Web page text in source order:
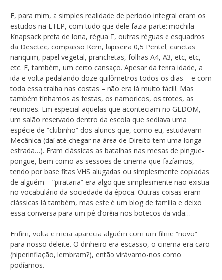
E, para mim, a simples realidade de período integral eram os
estudos na ETEP, com tudo que dele fazia parte: mochila
Knapsack preta de lona, régua T, outras réguas e esquadros
da Desetec, compasso Kern, lapiseira 0,5 Pentel, canetas
nanquim, papel vegetal, pranchetas, folhas A4, A3, etc, etc,
etc. E, também, um certo cansaço. Apesar da tenra idade, a
ida e volta pedalando doze quilômetros todos os dias – e com
toda essa tralha nas costas – não era lá muito fácil!. Mas
também tínhamos as festas, os namoricos, os trotes, as
reuniões. Em especial aquelas que aconteciam no GEDOM,
um salão reservado dentro da escola que sediava uma
espécie de “clubinho” dos alunos que, como eu, estudavam
Mecânica (daí até chegar na área de Direito tem uma longa
estrada…). Eram clássicas as batalhas nas mesas de pingue-
pongue, bem como as sessões de cinema que fazíamos,
tendo por base fitas VHS alugadas ou simplesmente copiadas
de alguém – “pirataria” era algo que simplesmente não existia
no vocabulário da sociedade da época. Outras coisas eram
clássicas lá também, mas este é um blog de família e deixo
essa conversa para um pé d’orêia nos botecos da vida…
Enfim, volta e meia aparecia alguém com um filme “novo”
para nosso deleite. O dinheiro era escasso, o cinema era caro
(hiperinflação, lembram?), então virávamo-nos como
podíamos.